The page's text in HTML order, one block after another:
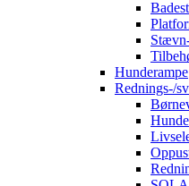
Hunderampe
Rednings-/